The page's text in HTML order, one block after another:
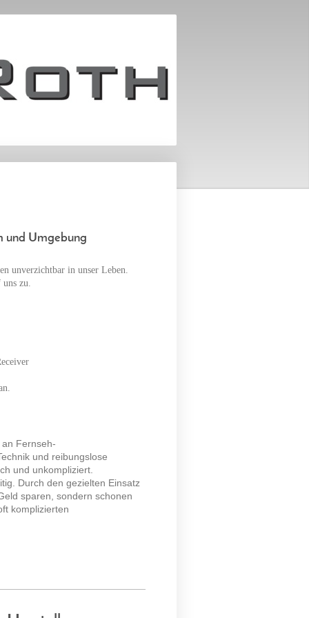
und Umgebung
unverzichtbar in unser Leben.
zu.
Fernseh-
und reibungslose
und unkompliziert.
Durch den gezielten Einsatz
sparen, sondern schonen
komplizierten